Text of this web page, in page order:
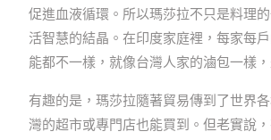
促進血液循環。所以瑪莎拉不只是料理
活智慧的結晶。在印度家庭裡，每家每
能都不一樣，就像台灣人家的滷包一樣
有趣的是，瑪莎拉隨著貿易傳到了世界
灣的超市或專門店也能買到。但老實說